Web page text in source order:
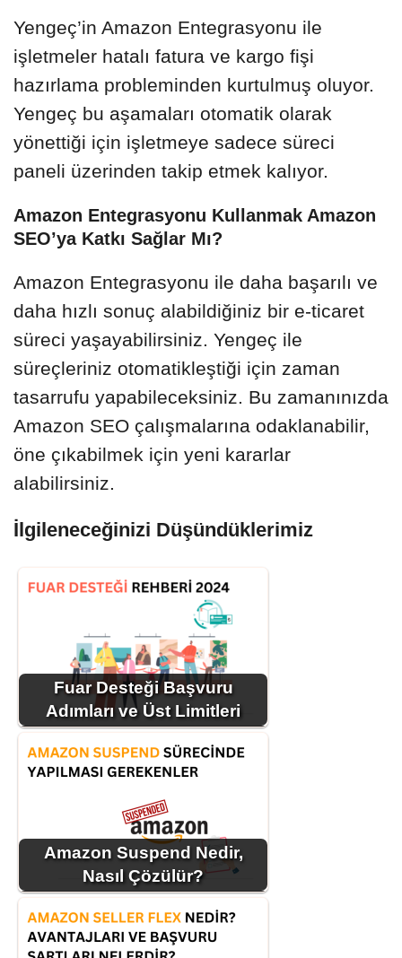
Yengeç’in Amazon Entegrasyonu ile
işletmeler hatalı fatura ve kargo fişi
hazırlama probleminden kurtulmuş oluyor.
Yengeç bu aşamaları otomatik olarak
yönettiği için işletmeye sadece süreci
paneli üzerinden takip etmek kalıyor.
Amazon Entegrasyonu Kullanmak Amazon
SEO’ya Katkı Sağlar Mı?
Amazon Entegrasyonu ile daha başarılı ve
daha hızlı sonuç alabildiğiniz bir e-ticaret
süreci yaşayabilirsiniz. Yengeç ile
süreçleriniz otomatikleştiği için zaman
tasarrufu yapabileceksiniz. Bu zamanınızda
Amazon SEO çalışmalarına odaklanabilir,
öne çıkabilmek için yeni kararlar
alabilirsiniz.
İlgileneceğinizi Düşündüklerimiz
Fuar Desteği Başvuru
Adımları ve Üst Limitleri
Amazon Suspend Nedir,
Nasıl Çözülür?